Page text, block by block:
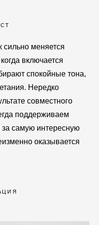
сильно меняется
включается
спокойные тона,
Нередко
совместного
поддерживаем
за самую интересную
оказывается